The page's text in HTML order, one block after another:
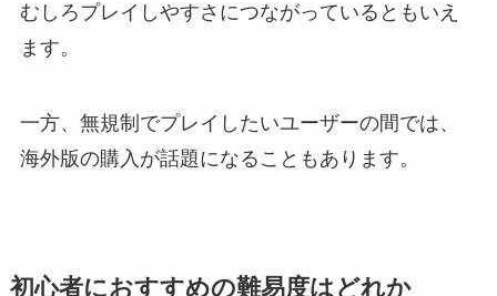
むしろプレイしやすさにつながっているともいえ
ます。
一方、無規制でプレイしたいユーザーの間では、
海外版の購入が話題になることもあります。
初心者におすすめの難易度はどれか